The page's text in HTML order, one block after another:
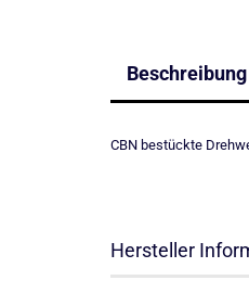
Beschreibung
CBN bestückte
Hersteller